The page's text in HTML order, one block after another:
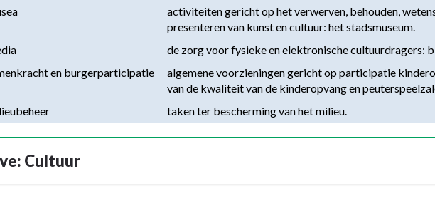
activiteiten gericht op het verwerven, behouden,
presenteren van kunst en cultuur: het stadsmuseum.
de zorg voor fysieke en elektronische cultuurdragers:
en burgerparticipatie
algemene voorzieningen gericht op participatie
van de kwaliteit van de kinderopvang en
taken ter bescherming van het milieu.
Cultuur